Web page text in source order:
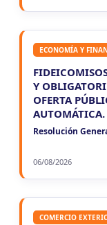
ECONOMÍA Y
Y
OFERTA
AUTOMÁTICA.
Resolución
06/08/2026
COMERCIO